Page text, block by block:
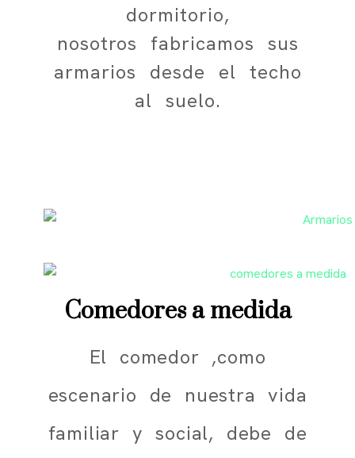
dormitorio,
nosotros fabricamos sus
armarios desde el techo
al suelo.
Comedores a medida
El comedor ,como
escenario de nuestra vida
familiar y social, debe de